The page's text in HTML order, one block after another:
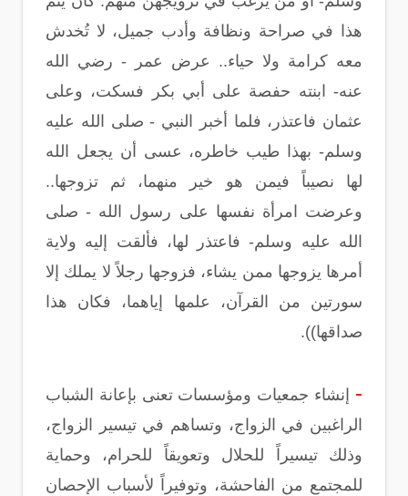
هذا في صراحة ونظافة وأدب جميل، لا تُخدش
معه كرامة ولا حياء.. عرض عمر - رضي الله
عنه- ابنته حفصة على أبي بكر فسكت، وعلى
عثمان فاعتذر، فلما أخبر النبي - صلى الله عليه
وسلم- بهذا طيب خاطره، عسى أن يجعل الله
لها نصيباً فيمن هو خير منهما، ثم تزوجها..
وعرضت امرأة نفسها على رسول الله - صلى
الله عليه وسلم- فاعتذر لها، فألقت إليه ولاية
أمرها يزوجها ممن يشاء، فزوجها رجلاً لا يملك إلا
سورتين من القرآن، علمها إياهما، فكان هذا
صداقها)).
- إنشاء جمعيات ومؤسسات تعنى بإعانة الشباب
الراغبين في الزواج، وتساهم في تيسير الزواج،
وذلك تيسيراً للحلال وتعويقاً للحرام، وحماية
للمجتمع من الفاحشة، وتوفيراً لأسباب الإحصان